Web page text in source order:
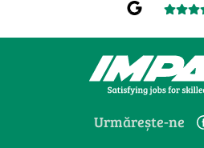
Urmărește-ne